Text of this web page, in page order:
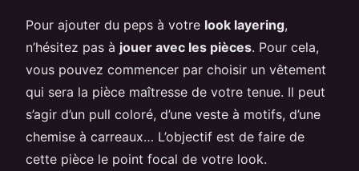
Pour ajouter du peps à votre look layering,
n’hésitez pas à jouer avec les pièces. Pour cela,
vous pouvez commencer par choisir un vêtement
qui sera la pièce maîtresse de votre tenue. Il peut
s’agir d’un pull coloré, d’une veste à motifs, d’une
chemise à carreaux… L’objectif est de faire de
cette pièce le point focal de votre look.